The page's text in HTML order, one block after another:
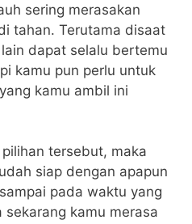
sering merasakan
tahan. Terutama disaat
dapat selalu bertemu
kamu pun perlu untuk
kamu ambil ini
tersebut, maka
siap dengan apapun
pada waktu yang
kamu merasa